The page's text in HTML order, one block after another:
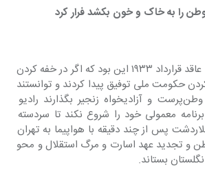
قرار کودتاچیان با فرزند عاقد قرارداد ۱۹۳۳ این بود که اگر در خفه کردن
حکومت ملی توفیق پیدا کردند و توانستند
بر دست و پای افراد وطن‌پرست و آزادیخواه زنجیر بگذارند رادیو
معمولی خود را شروع نکند تا سردسته
پس از چند دقیقه با هواپیما به تهران
و تجدید عهد اسارت و مرگ استقلال و محو
بستاند.